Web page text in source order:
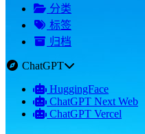
分类
标签
归档
ChatGPT
HuggingFace
ChatGPT Next Web
ChatGPT Vercel